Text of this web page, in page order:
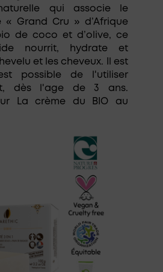
qui associe le
« Grand Cru » d’Afrique
de coco et d’olive, ce
nourrit, hydrate et
et les cheveux. Il est
possible de l'utiliser
dès l'age de 3 ans.
La crème du BIO au